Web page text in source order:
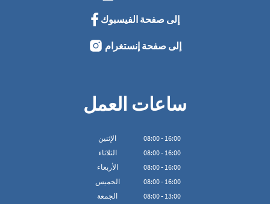
إلى صفحة الفيسبوك
إلى صفحة إنستغرام
ساعات العمل
الإثنين 08:00- 16:00
الثلاثاء
08:00- 16:00
الأربعاء
08:00- 16:00
الخميس
08:00- 16:00
الجمعة
08:00- 13:00